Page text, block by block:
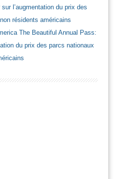
l’augmentation du prix des
résidents américains
The Beautiful Annual Pass:
du prix des parcs nationaux